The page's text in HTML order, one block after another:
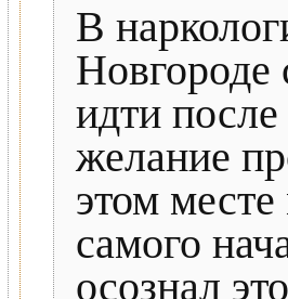
В
Новгороде
идти
желание
этом
самого
осознал